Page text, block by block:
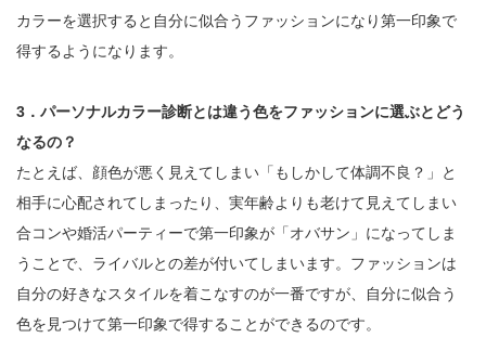
カラーを選択すると自分に似合うファッションになり第一印象で
得するようになります。
3．パーソナルカラー診断とは違う色をファッションに選ぶとどう
なるの？
たとえば、顔色が悪く見えてしまい「もしかして体調不良？」と
相手に心配されてしまったり、実年齢よりも老けて見えてしまい
合コンや婚活パーティーで第一印象が「オバサン」になってしま
うことで、ライバルとの差が付いてしまいます。ファッションは
自分の好きなスタイルを着こなすのが一番ですが、自分に似合う
色を見つけて第一印象で得することができるのです。